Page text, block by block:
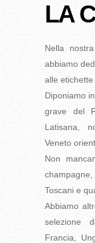
LA
Nella
abbiamo
alle etichette
Diponiamo
grave del
Latisana,
Veneto
Non
Toscani e
Abbiamo
selezione
Francia,